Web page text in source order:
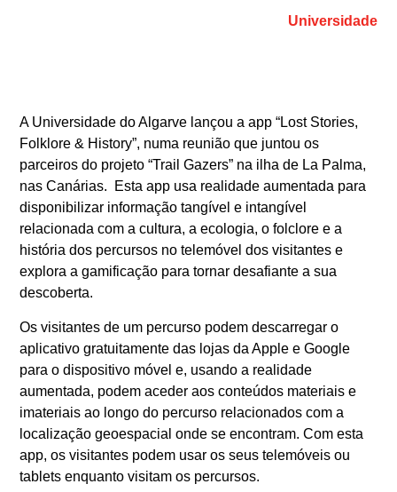
Universidade
A Universidade do Algarve lançou a app “Lost Stories,
Folklore & History”, numa reunião que juntou os
parceiros do projeto “Trail Gazers” na ilha de La Palma,
nas Canárias. Esta app usa realidade aumentada para
disponibilizar informação tangível e intangível
relacionada com a cultura, a ecologia, o folclore e a
história dos percursos no telemóvel dos visitantes e
explora a gamificação para tornar desafiante a sua
descoberta.
Os visitantes de um percurso podem descarregar o
aplicativo gratuitamente das lojas da Apple e Google
para o dispositivo móvel e, usando a realidade
aumentada, podem aceder aos conteúdos materiais e
imateriais ao longo do percurso relacionados com a
localização geoespacial onde se encontram. Com esta
app, os visitantes podem usar os seus telemóveis ou
tablets enquanto visitam os percursos.